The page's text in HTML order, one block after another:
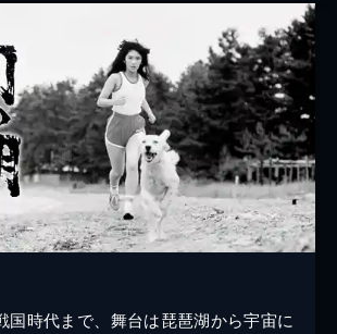
国時代まで、舞台は琵琶湖から宇宙に